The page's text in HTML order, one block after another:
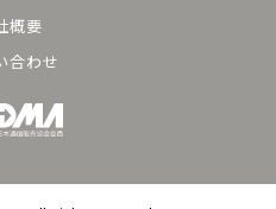
概要
合わせ